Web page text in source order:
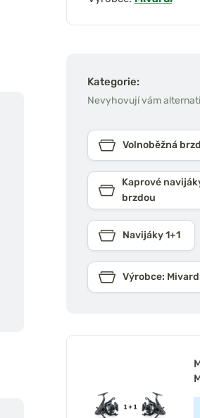
Kategorie:
Nevyhovují vám
Volnoběžná
Kaprové
brzdou
Navijáky 1+1
Výrobce: